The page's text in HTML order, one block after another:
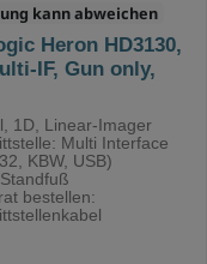
kann abweichen
Heron HD3130,
IF, Gun only,
1D, Linear-Imager
Multi Interface
KBW, USB)
bestellen: